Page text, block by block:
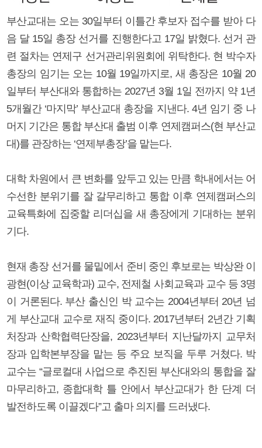
부산교대는 오는 30일부터 이틀간 후보자 접수를 받아 다
음 달 15일 총장 선거를 진행한다고 17일 밝혔다. 선거 관
련 절차는 연제구 선거관리위원회에 위탁한다. 현 박수자
총장의 임기는 오는 10월 19일까지로, 새 총장은 10월 20
일부터 부산대와 통합하는 2027년 3월 1일 전까지 약 1년
5개월간 ‘마지막’ 부산교대 총장을 지낸다. 4년 임기 중 나
머지 기간은 통합 부산대 출범 이후 연제캠퍼스(현 부산교
대)를 관장하는 ‘연제부총장’을 맡는다.
대학 차원에서 큰 변화를 앞두고 있는 만큼 학내에서는 어
수선한 분위기를 잘 갈무리하고 통합 이후 연제캠퍼스의
교육특화에 집중할 리더십을 새 총장에게 기대하는 분위
기다.
현재 총장 선거를 물밑에서 준비 중인 후보로는 박상완 이
광현(이상 교육학과) 교수, 전제철 사회교육과 교수 등 3명
이 거론된다. 부산 출신인 박 교수는 2004년부터 20년 넘
게 부산교대 교수로 재직 중이다. 2017년부터 2년간 기획
처장과 산학협력단장을, 2023년부터 지난달까지 교무처
장과 입학본부장을 맡는 등 주요 보직을 두루 거쳤다. 박
교수는 “글로컬대 사업으로 추진된 부산대와의 통합을 잘
마무리하고, 종합대학 틀 안에서 부산교대가 한 단계 더
발전하도록 이끌겠다”고 출마 의지를 드러냈다.